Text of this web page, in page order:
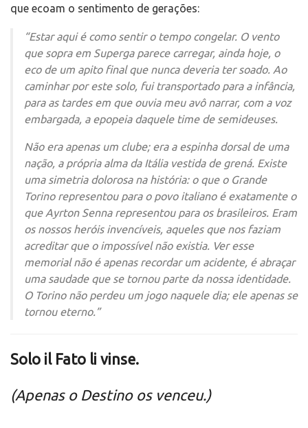
que ecoam o sentimento de gerações:
“Estar aqui é como sentir o tempo congelar. O vento
que sopra em Superga parece carregar, ainda hoje, o
eco de um apito final que nunca deveria ter soado. Ao
caminhar por este solo, fui transportado para a infância,
para as tardes em que ouvia meu avô narrar, com a voz
embargada, a epopeia daquele time de semideuses.
Não era apenas um clube; era a espinha dorsal de uma
nação, a própria alma da Itália vestida de grená. Existe
uma simetria dolorosa na história: o que o Grande
Torino representou para o povo italiano é exatamente o
que Ayrton Senna representou para os brasileiros. Eram
os nossos heróis invencíveis, aqueles que nos faziam
acreditar que o impossível não existia. Ver esse
memorial não é apenas recordar um acidente, é abraçar
uma saudade que se tornou parte da nossa identidade.
O Torino não perdeu um jogo naquele dia; ele apenas se
tornou eterno.”
Solo il Fato li vinse.
(Apenas o Destino os venceu.)